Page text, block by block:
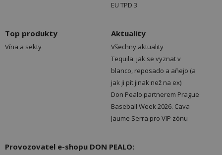
EU TPD 3
Top produkty
Vína a sekty
Aktuality
Všechny aktuality
Tequila: jak se vyznat v
blanco, reposado a añejo (a
jak ji pít jinak než na ex)
Don Pealo partnerem Prague
Baseball Week 2026. Cava
Jaume Serra pro VIP zónu
Provozovatel e-shopu DON PEALO: